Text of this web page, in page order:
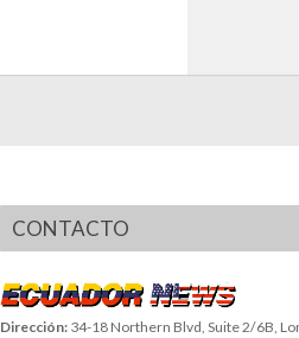
CONTACTO
Dirección: 34-18 Northern Blvd, Suite 2/6B,